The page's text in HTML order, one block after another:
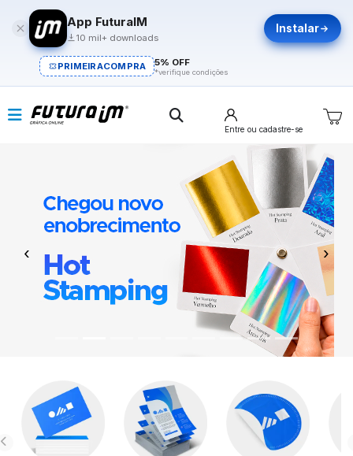
App FuturaIM
10 mil+ downloads
Instalar
PRIMEIRACOMPRA 5% OFF
*verifique condições
Entre ou cadastre-se
Previous Next